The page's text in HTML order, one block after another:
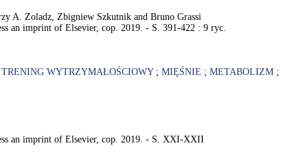
A. Zoladz, Zbigniew Szkutnik and Bruno Grassi
an imprint of Elsevier, cop. 2019. - S. 391-422 : 9 ryc.
TRENING WYTRZYMAŁOŚCIOWY; MIĘŚNIE ; METABOLIZM ;
an imprint of Elsevier, cop. 2019. - S. XXI-XXII